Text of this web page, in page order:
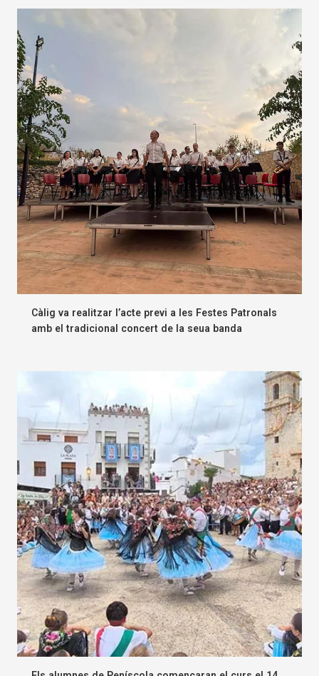
Càlig va realitzar l’acte previ a les Festes Patronals
amb el tradicional concert de la seua banda